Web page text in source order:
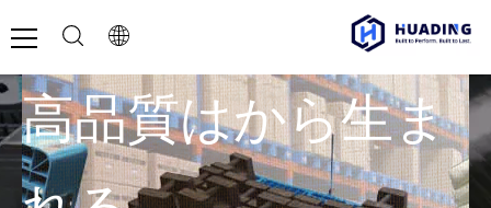
高品質はから生ま